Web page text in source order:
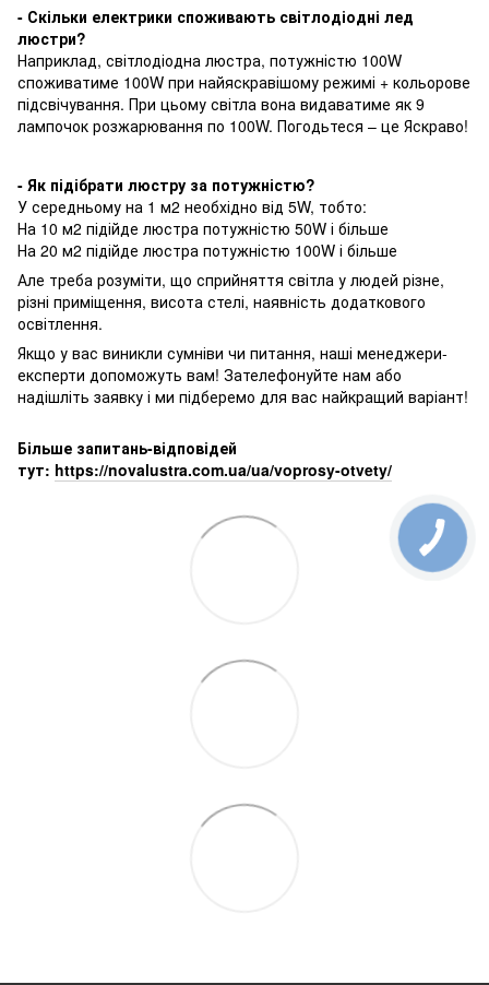
- Скільки електрики споживають світлодіодні лед
люстри?
Наприклад, світлодіодна люстра, потужністю 100W
споживатиме 100W при найяскравішому режимі + кольорове
підсвічування. При цьому світла вона видаватиме як 9
лампочок розжарювання по 100W. Погодьтеся – це Яскраво!
- Як підібрати люстру за потужністю?
У середньому на 1 м2 необхідно від 5W, тобто:
На 10 м2 підійде люстра потужністю 50W і більше
На 20 м2 підійде люстра потужністю 100W і більше
Але треба розуміти, що сприйняття світла у людей різне,
різні приміщення, висота стелі, наявність додаткового
освітлення.
Якщо у вас виникли сумніви чи питання, наші менеджери-
експерти допоможуть вам! Зателефонуйте нам або
надішліть заявку і ми підберемо для вас найкращий варіант!
Більше запитань-відповідей
тут: https://novalustra.com.ua/ua/voprosy-otvety/